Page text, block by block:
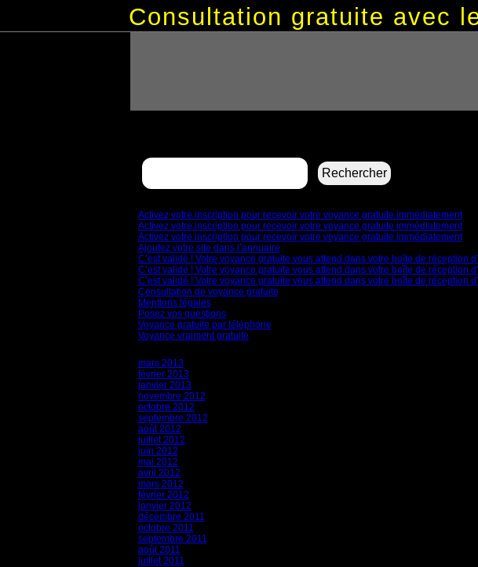
Consultation gratuite avec
Rechercher :
Activez votre inscription pour recevoir votre voyance gratuite immédiatement
Activez votre inscription pour recevoir votre voyance gratuite immédiatement
Activez votre inscription pour recevoir votre voyance gratuite immédiatement
Ajoutez votre site dans l’annuaire
C’est validé ! Votre voyance gratuite vous attend dans votre boîte de réception
C’est validé ! Votre voyance gratuite vous attend dans votre boîte de réception
C’est validé ! Votre voyance gratuite vous attend dans votre boîte de réception
Consultation de voyance gratuite
Mentions légales
Posez vos questions
Voyance gratuite par téléphone
Voyance vraiment gratuite
mars 2013
février 2013
janvier 2013
novembre 2012
octobre 2012
septembre 2012
août 2012
juillet 2012
juin 2012
mai 2012
avril 2012
mars 2012
février 2012
janvier 2012
décembre 2011
octobre 2011
septembre 2011
août 2011
juillet 2011